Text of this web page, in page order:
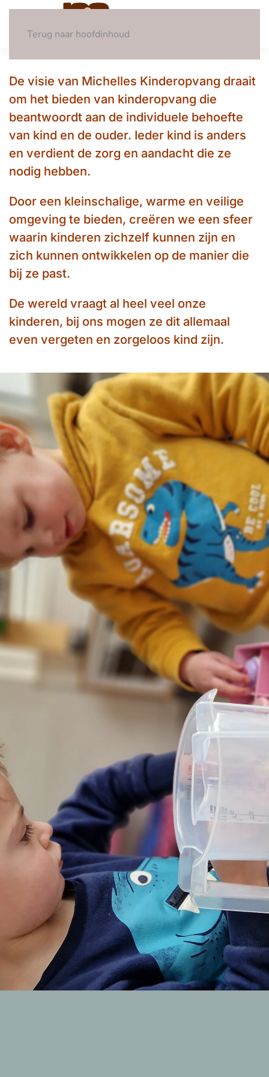
Terug naar hoofdinhoud
Visie
Kleinschalig kinderdagverblijf en BSO
onder 1 dak!
De visie van Michelles Kinderopvang draait
om het bieden van kinderopvang die
beantwoordt aan de individuele behoefte
van kind en de ouder. Ieder kind is anders
en verdient de zorg en aandacht die ze
nodig hebben.
Door een kleinschalige, warme en veilige
omgeving te bieden, creëren we een sfeer
waarin kinderen zichzelf kunnen zijn en
zich kunnen ontwikkelen op de manier die
bij ze past.
De wereld vraagt al heel veel onze
kinderen, bij ons mogen ze dit allemaal
even vergeten en zorgeloos kind zijn.